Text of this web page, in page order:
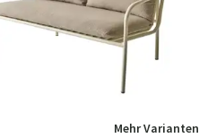
Mehr Varianten